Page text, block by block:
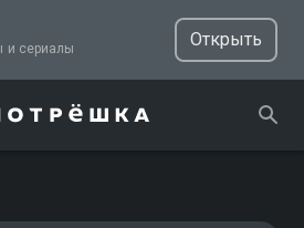
ТВ, фильмы и сериалы
Открыть